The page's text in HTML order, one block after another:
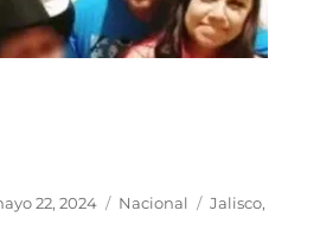
22, 2024
C
Nacional
E
Jalisco,